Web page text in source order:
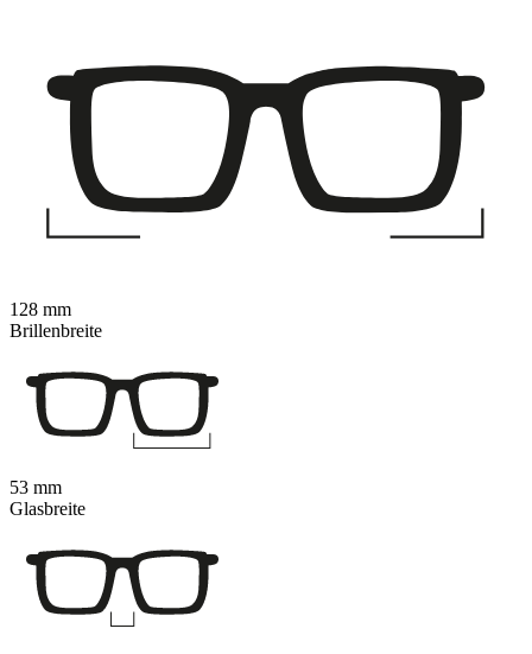
128 mm
Brillenbreite
53 mm
Glasbreite